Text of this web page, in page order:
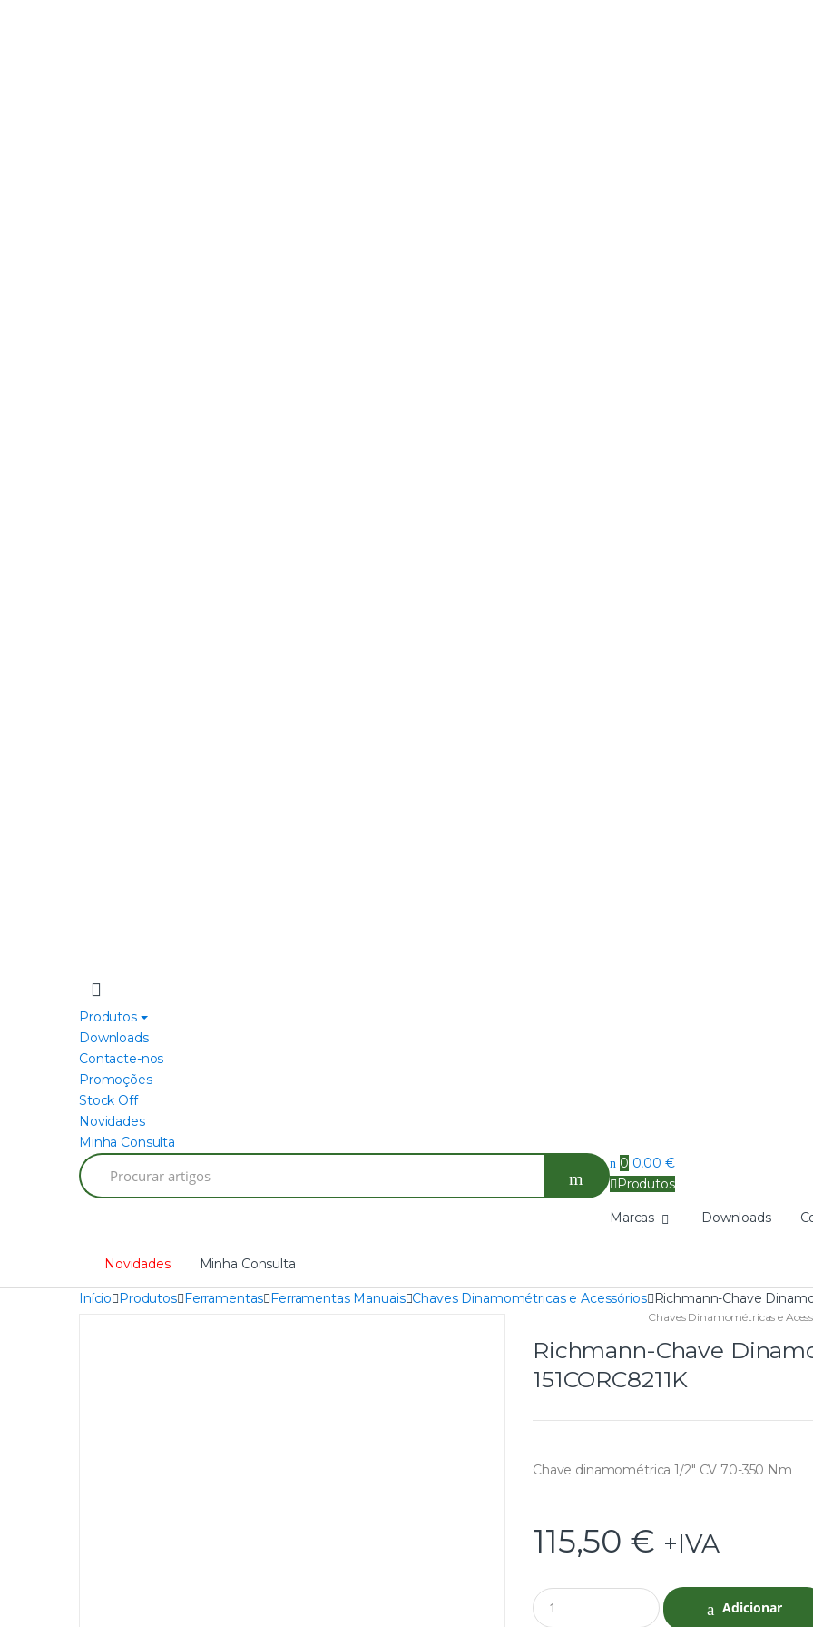
Produtos
Downloads
Contacte-nos
Promoções
Stock Off
Novidades
Minha Consulta
Search
for:
0 0,00 €
Produtos
Marcas Downloads
Novidades Minha Consulta
Início Produtos Ferramentas Ferramentas Manuais Chaves Dinamométricas e Acessórios Richmann-Chave
Chaves Dinamométricas e
Richmann-Chave
151CORC8211K
Chave dinamométrica 1/2″ CV 70-350 Nm
115,50 € +IVA
Q
u
Adicionar